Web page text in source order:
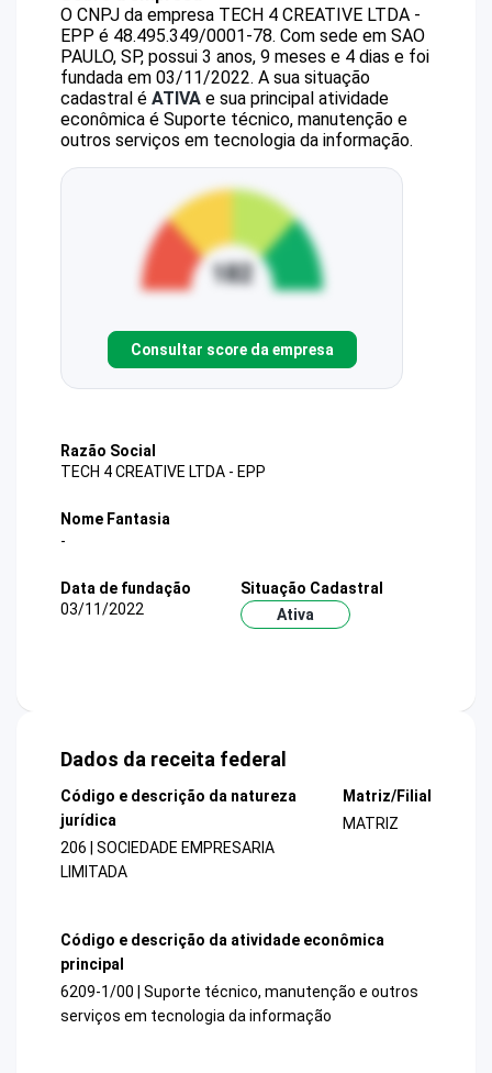
O CNPJ da empresa TECH 4 CREATIVE LTDA -
EPP é 48.495.349/0001-78. Com sede em SAO
PAULO, SP, possui 3 anos, 9 meses e 4 dias e foi
fundada em 03/11/2022. A sua situação
cadastral é ATIVA e sua principal atividade
econômica é Suporte técnico, manutenção e
outros serviços em tecnologia da informação.
Consultar score da empresa
Razão Social
TECH 4 CREATIVE LTDA - EPP
Nome Fantasia
-
Data de fundação
03/11/2022
Situação Cadastral
Ativa
Dados da receita federal
Código e descrição da natureza
jurídica
206 | SOCIEDADE EMPRESARIA
LIMITADA
Matriz/Filial
MATRIZ
Código e descrição da atividade econômica
principal
6209-1/00 | Suporte técnico, manutenção e outros
serviços em tecnologia da informação